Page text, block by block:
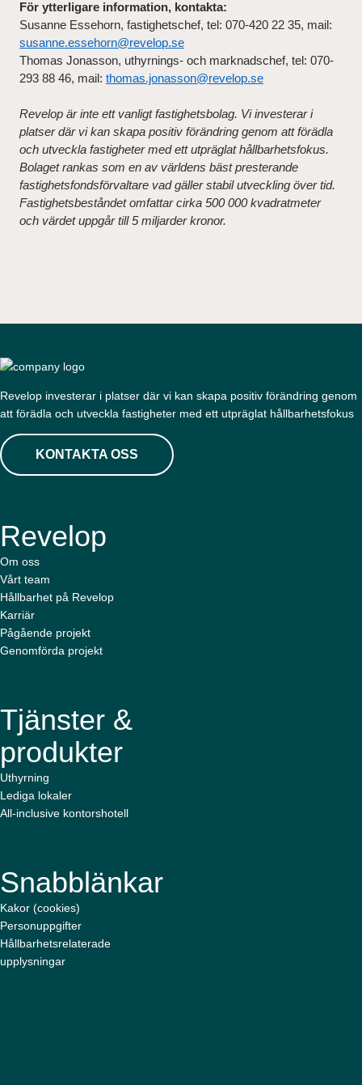
För ytterligare information, kontakta:
Susanne Essehorn, fastighetschef, tel: 070-420 22 35, mail:
susanne.essehorn@revelop.se
Thomas Jonasson, uthyrnings- och marknadschef, tel: 070-
293 88 46, mail: thomas.jonasson@revelop.se
Revelop är inte ett vanligt fastighetsbolag. Vi investerar i
platser där vi kan skapa positiv förändring genom att förädla
och utveckla fastigheter med ett utpräglat hållbarhetsfokus.
Bolaget rankas som en av världens bäst presterande
fastighetsfondsförvaltare vad gäller stabil utveckling över tid.
Fastighetsbeståndet omfattar cirka 500 000 kvadratmeter
och värdet uppgår till 5 miljarder kronor.
Revelop investerar i platser där vi kan skapa positiv förändring genom
att förädla och utveckla fastigheter med ett utpräglat hållbarhetsfokus
KONTAKTA OSS
Revelop
Om oss
Vårt team
Hållbarhet på Revelop
Karriär
Pågående projekt
Genomförda projekt
Tjänster &
produkter
Uthyrning
Lediga lokaler
All-inclusive kontorshotell
Snabblänkar
Kakor (cookies)
Personuppgifter
Hållbarhetsrelaterade
upplysningar